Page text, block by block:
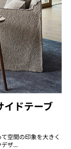
イドテーブ
空間の印象を大きく
ザ...